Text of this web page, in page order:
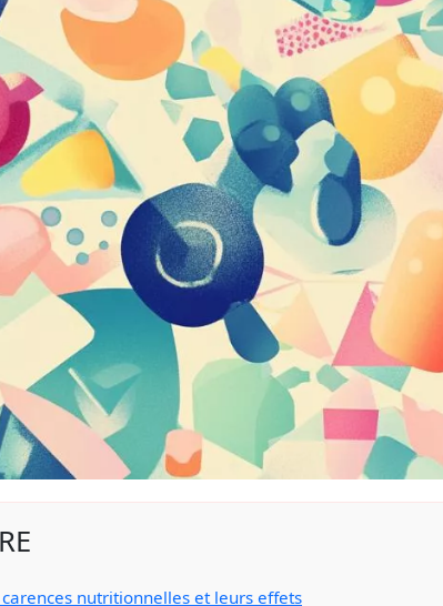
nutritionnelles et leurs effets